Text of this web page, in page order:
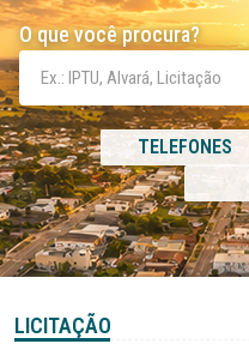
O que você procura?
TELEFONES
LICITAÇÃO